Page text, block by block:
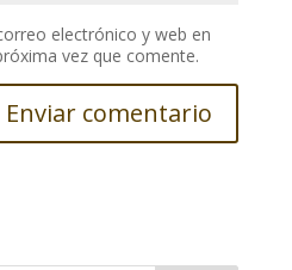
electrónico y web en
vez que comente.